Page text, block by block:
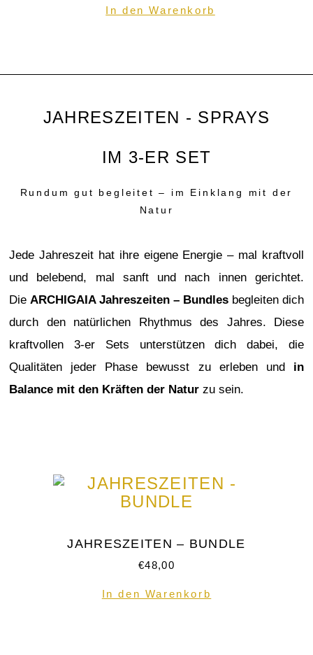
In den Warenkorb
JAHRESZEITEN - SPRAYS
IM 3-ER SET
Rundum gut begleitet – im Einklang mit der
Natur
Jede Jahreszeit hat ihre eigene Energie – mal kraftvoll
und belebend, mal sanft und nach innen gerichtet.
Die ARCHIGAIA Jahreszeiten – Bundles begleiten dich
durch den natürlichen Rhythmus des Jahres. Diese
kraftvollen 3-er Sets unterstützen dich dabei, die
Qualitäten jeder Phase bewusst zu erleben undin
Balance mit den Kräften der Natur zu sein.
JAHRESZEITEN – BUNDLE
€48,00
In den Warenkorb